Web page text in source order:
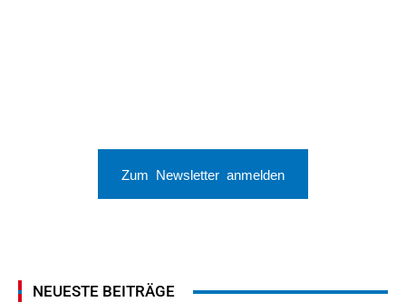
Zum Newsletter anmelden
NEUESTE BEITRÄGE